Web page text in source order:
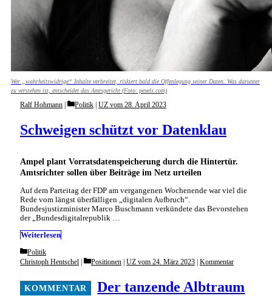
Wer „wahrheitswidrige“ Inhalte verbreitet, riskiert bald die Offenlegung seiner Daten. Was darunter
zu verstehen ist, ­entscheidet das Amtsgericht (Foto: pexels.com)
Ampel plant Vorratsdatenspeicherung durch die Hintertür.
Amtsrichter sollen über Beiträge im Netz urteilen
Schweigen schützt vor Datenklau
Ralf Hohmann Categories
Politik UZ vom 28. April 2023
Auf dem Parteitag der FDP am vergangenen Wochenende war viel die
Rede vom längst überfälligen „digitalen Aufbruch“.
Bundesjustizminister Marco Buschmann verkündete das Bevorstehen
der „Bundesdigitalrepublik …
Weiterlesen
Categories
Politik
Der tanzende Albtraum
Christoph Hentschel Categories
Positionen UZ vom 24. März 2023 Kommentar